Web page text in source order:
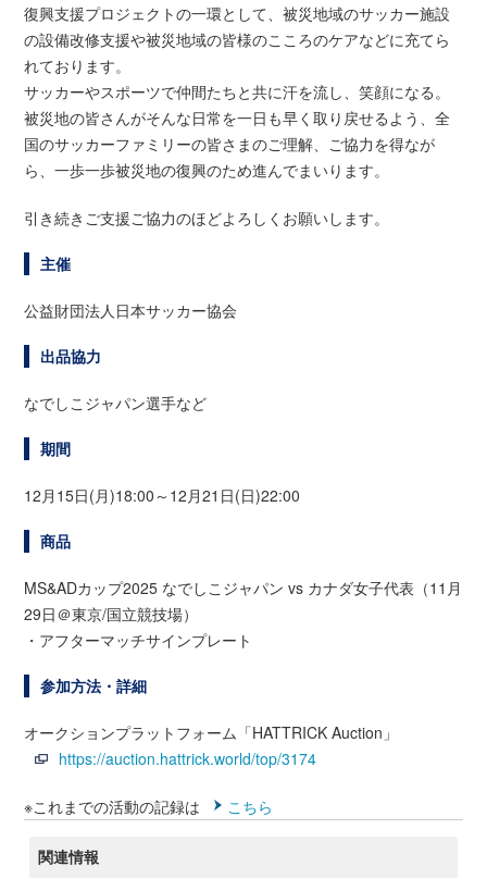
復興支援プロジェクトの一環として、被災地域のサッカー施設
の設備改修支援や被災地域の皆様のこころのケアなどに充てら
れております。
サッカーやスポーツで仲間たちと共に汗を流し、笑顔になる。
被災地の皆さんがそんな日常を一日も早く取り戻せるよう、全
国のサッカーファミリーの皆さまのご理解、ご協力を得なが
ら、一歩一歩被災地の復興のため進んでまいります。
引き続きご支援ご協力のほどよろしくお願いします。
主催
公益財団法人日本サッカー協会
出品協力
なでしこジャパン選手など
期間
12月15日(月)18:00～12月21日(日)22:00
商品
MS&ADカップ2025 なでしこジャパン vs カナダ女子代表（11月
29日＠東京/国立競技場）
・アフターマッチサインプレート
参加方法・詳細
オークションプラットフォーム「HATTRICK Auction」
https://auction.hattrick.world/top/3174
※これまでの活動の記録は こちら
関連情報